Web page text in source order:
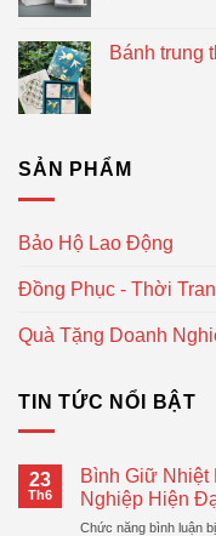
Bánh trung
SẢN PHẨM
Bảo Hộ Lao Động
Đồng Phục - Thời
Quà Tặng Doanh
TIN TỨC NỔI BẬT
23
Th6
Bình Giữ Nhiệt
Nghiệp Hiện
Chức năng bình luận